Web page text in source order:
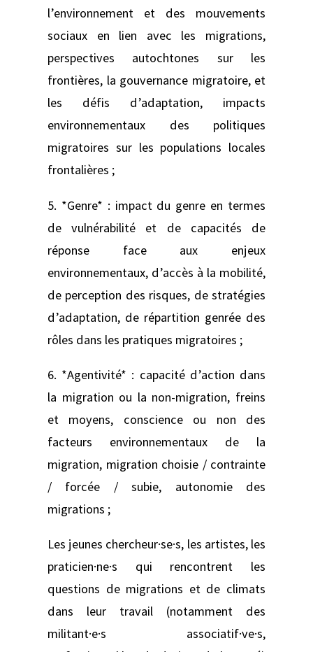
l’environnement et des mouvements
sociaux en lien avec les migrations,
perspectives autochtones sur les
frontières, la gouvernance migratoire, et
les défis d’adaptation, impacts
environnementaux des politiques
migratoires sur les populations locales
frontalières ;
5. *Genre* : impact du genre en termes
de vulnérabilité et de capacités de
réponse face aux enjeux
environnementaux, d’accès à la mobilité,
de perception des risques, de stratégies
d’adaptation, de répartition genrée des
rôles dans les pratiques migratoires ;
6. *Agentivité* : capacité d’action dans
la migration ou la non-migration, freins
et moyens, conscience ou non des
facteurs environnementaux de la
migration, migration choisie / contrainte
/ forcée / subie, autonomie des
migrations ;
Les jeunes chercheur·se·s, les artistes, les
praticien·ne·s qui rencontrent les
questions de migrations et de climats
dans leur travail (notamment des
militant·e·s associatif·ve·s,